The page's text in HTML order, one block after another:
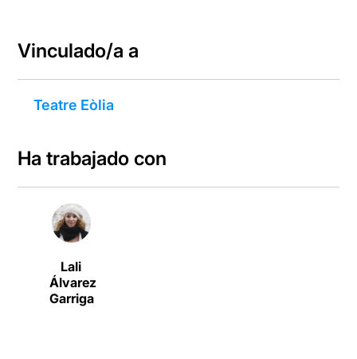
Vinculado/a a
Teatre Eòlia
Ha trabajado con
Lali
Álvarez
Garriga